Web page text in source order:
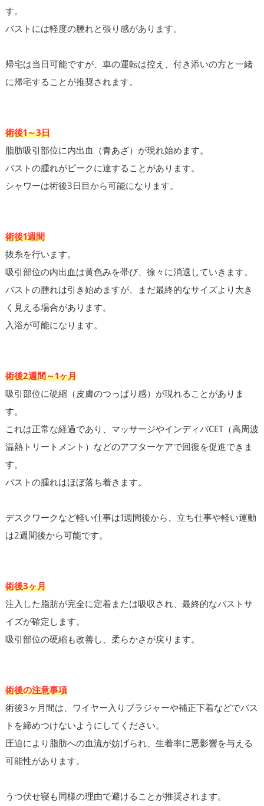
す。
バストには軽度の腫れと張り感があります。
帰宅は当日可能ですが、車の運転は控え、付き添いの方と一緒
に帰宅することが推奨されます。
術後1～3日
脂肪吸引部位に内出血（青あざ）が現れ始めます。
バストの腫れがピークに達することがあります。
シャワーは術後3日目から可能になります。
術後1週間
抜糸を行います。
吸引部位の内出血は黄色みを帯び、徐々に消退していきます。
バストの腫れは引き始めますが、まだ最終的なサイズより大き
く見える場合があります。
入浴が可能になります。
術後2週間～1ヶ月
吸引部位に硬縮（皮膚のつっぱり感）が現れることがありま
す。
これは正常な経過であり、マッサージやインディバCET（高周波
温熱トリートメント）などのアフターケアで回復を促進できま
す。
バストの腫れはほぼ落ち着きます。
デスクワークなど軽い仕事は1週間後から、立ち仕事や軽い運動
は2週間後から可能です。
術後3ヶ月
注入した脂肪が完全に定着または吸収され、最終的なバストサ
イズが確定します。
吸引部位の硬縮も改善し、柔らかさが戻ります。
術後の注意事項
術後3ヶ月間は、ワイヤー入りブラジャーや補正下着などでバス
トを締めつけないようにしてください。
圧迫により脂肪への血流が妨げられ、生着率に悪影響を与える
可能性があります。
うつ伏せ寝も同様の理由で避けることが推奨されます。